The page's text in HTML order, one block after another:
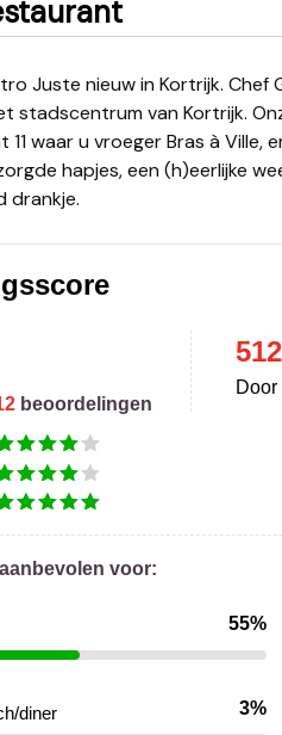
stadscentrum van Kortrijk.
waar u vroeger Bras à Ville,
hapjes, een (h)eerlijke
drankje.
beoordelingen
512
voor:
55%
diner 3%